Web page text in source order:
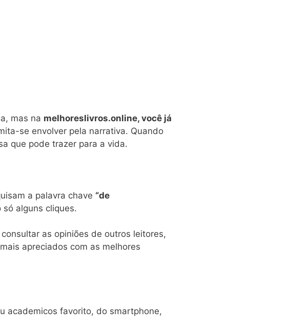
mas na melhoreslivros.online, você já
se envolver pela narrativa. Quando
que pode trazer para a vida.
a palavra chave “de
alguns cliques.
as opiniões de outros leitores,
apreciados com as melhores
academicos favorito, do smartphone,